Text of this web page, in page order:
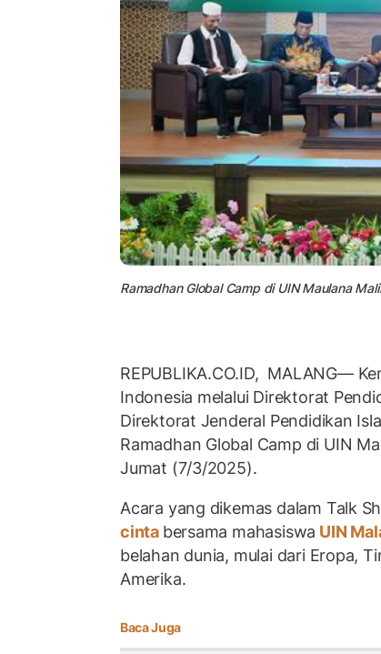
Ramadhan Global Camp di UIN Maulana
REPUBLIKA.CO.ID, MALANG—
Indonesia melalui Direktorat
Direktorat Jenderal Pendidikan
Ramadhan Global Camp di UIN
Jumat (7/3/2025).
Acara yang dikemas dalam Talk
cinta bersama mahasiswa UIN
belahan dunia, mulai dari Eropa,
Amerika.
Baca Juga